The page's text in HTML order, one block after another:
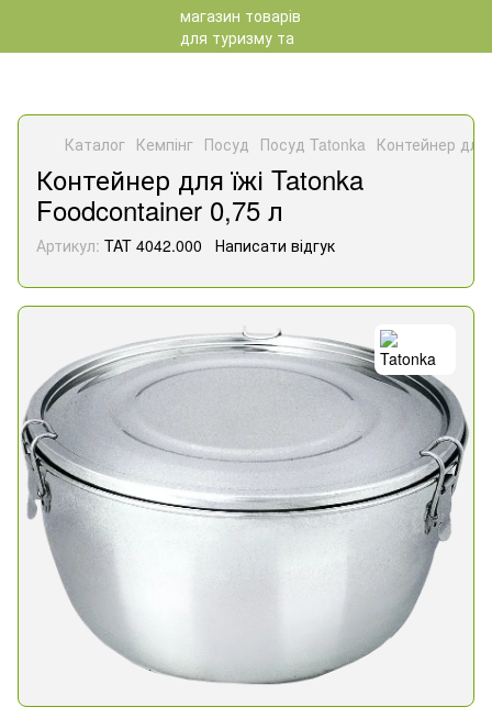
Каталог Кемпінг Посуд Посуд Tatonka Контейнер для
Контейнер для їжі Tatonka
Foodcontainer 0,75 л
Артикул: TAT 4042.000 Написати відгук